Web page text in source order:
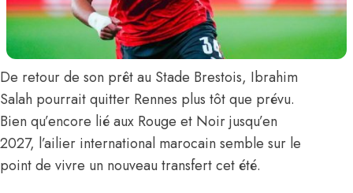
De retour de son prêt au Stade Brestois, Ibrahim
Salah pourrait quitter Rennes plus tôt que prévu.
Bien qu’encore lié aux Rouge et Noir jusqu’en
2027, l’ailier international marocain semble sur le
point de vivre un nouveau transfert cet été.